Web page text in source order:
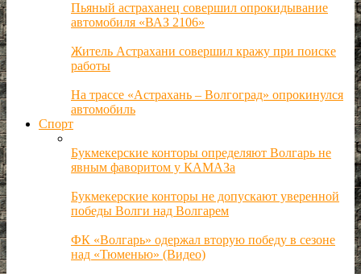
Пьяный астраханец совершил опрокидывание
автомобиля «ВАЗ 2106»
Житель Астрахани совершил кражу при поиске
работы
На трассе «Астрахань – Волгоград» опрокинулся
автомобиль
Спорт
Букмекерские конторы определяют Волгарь не
явным фаворитом у КАМАЗа
Букмекерские конторы не допускают уверенной
победы Волги над Волгарем
ФК «Волгарь» одержал вторую победу в сезоне
над «Тюменью» (Видео)